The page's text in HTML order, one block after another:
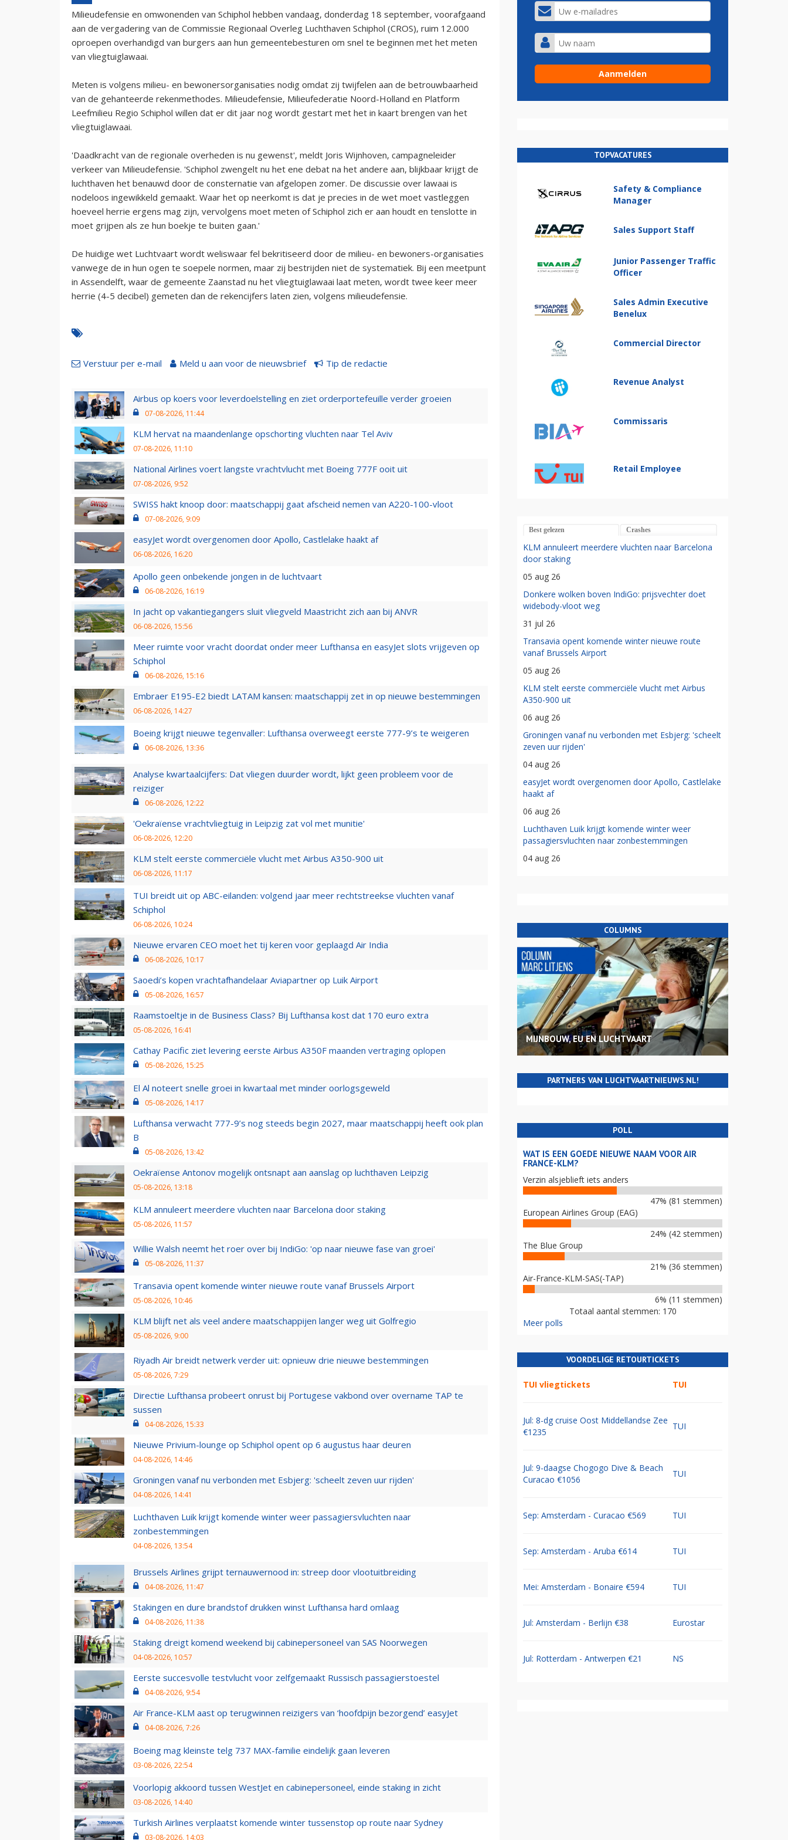
Milieudefensie en omwonenden van Schiphol hebben vandaag, donderdag 18 september, voorafgaand
aan de vergadering van de Commissie Regionaal Overleg Luchthaven Schiphol (CROS), ruim 12.000
oproepen overhandigd van burgers aan hun gemeentebesturen om snel te beginnen met het meten
van vliegtuiglawaai.
Meten is volgens milieu- en bewonersorganisaties nodig omdat zij twijfelen aan de betrouwbaarheid
van de gehanteerde rekenmethodes. Milieudefensie, Milieufederatie Noord-Holland en Platform
Leefmilieu Regio Schiphol willen dat er dit jaar nog wordt gestart met het in kaart brengen van het
vliegtuiglawaai.
'Daadkracht van de regionale overheden is nu gewenst', meldt Joris Wijnhoven, campagneleider
verkeer van Milieudefensie. 'Schiphol zwengelt nu het ene debat na het andere aan, blijkbaar krijgt de
luchthaven het benauwd door de consternatie van afgelopen zomer. De discussie over lawaai is
nodeloos ingewikkeld gemaakt. Waar het op neerkomt is dat je precies in de wet moet vastleggen
hoeveel herrie ergens mag zijn, vervolgens moet meten of Schiphol zich er aan houdt en tenslotte in
moet grijpen als ze hun boekje te buiten gaan.'
De huidige wet Luchtvaart wordt weliswaar fel bekritiseerd door de milieu- en bewoners-organisaties
vanwege de in hun ogen te soepele normen, maar zij bestrijden niet de systematiek. Bij een meetpunt
in Assendelft, waar de gemeente Zaanstad nu het vliegtuiglawaai laat meten, wordt twee keer meer
herrie (4-5 decibel) gemeten dan de rekencijfers laten zien, volgens milieudefensie.
Verstuur per e-mail Meld u aan voor de nieuwsbrief Tip de redactie
Airbus op koers voor leverdoelstelling en ziet orderportefeuille verder groeien
07-08-2026, 11:44
KLM hervat na maandenlange opschorting vluchten naar Tel Aviv
07-08-2026, 11:10
National Airlines voert langste vrachtvlucht met Boeing 777F ooit uit
07-08-2026, 9:52
SWISS hakt knoop door: maatschappij gaat afscheid nemen van A220-100-vloot
07-08-2026, 9:09
easyJet wordt overgenomen door Apollo, Castlelake haakt af
06-08-2026, 16:20
Apollo geen onbekende jongen in de luchtvaart
06-08-2026, 16:19
In jacht op vakantiegangers sluit vliegveld Maastricht zich aan bij ANVR
06-08-2026, 15:56
Meer ruimte voor vracht doordat onder meer Lufthansa en easyJet slots vrijgeven op
Schiphol
06-08-2026, 15:16
Embraer E195-E2 biedt LATAM kansen: maatschappij zet in op nieuwe bestemmingen
06-08-2026, 14:27
Boeing krijgt nieuwe tegenvaller: Lufthansa overweegt eerste 777-9’s te weigeren
06-08-2026, 13:36
Analyse kwartaalcijfers: Dat vliegen duurder wordt, lijkt geen probleem voor de
reiziger
06-08-2026, 12:22
'Oekraïense vrachtvliegtuig in Leipzig zat vol met munitie'
06-08-2026, 12:20
KLM stelt eerste commerciële vlucht met Airbus A350-900 uit
06-08-2026, 11:17
TUI breidt uit op ABC-eilanden: volgend jaar meer rechtstreekse vluchten vanaf
Schiphol
06-08-2026, 10:24
Nieuwe ervaren CEO moet het tij keren voor geplaagd Air India
06-08-2026, 10:17
Saoedi’s kopen vrachtafhandelaar Aviapartner op Luik Airport
05-08-2026, 16:57
Raamstoeltje in de Business Class? Bij Lufthansa kost dat 170 euro extra
05-08-2026, 16:41
Cathay Pacific ziet levering eerste Airbus A350F maanden vertraging oplopen
05-08-2026, 15:25
El Al noteert snelle groei in kwartaal met minder oorlogsgeweld
05-08-2026, 14:17
Lufthansa verwacht 777-9’s nog steeds begin 2027, maar maatschappij heeft ook plan
B
05-08-2026, 13:42
Oekraïense Antonov mogelijk ontsnapt aan aanslag op luchthaven Leipzig
05-08-2026, 13:18
KLM annuleert meerdere vluchten naar Barcelona door staking
05-08-2026, 11:57
Willie Walsh neemt het roer over bij IndiGo: 'op naar nieuwe fase van groei'
05-08-2026, 11:37
Transavia opent komende winter nieuwe route vanaf Brussels Airport
05-08-2026, 10:46
KLM blijft net als veel andere maatschappijen langer weg uit Golfregio
05-08-2026, 9:00
Riyadh Air breidt netwerk verder uit: opnieuw drie nieuwe bestemmingen
05-08-2026, 7:29
Directie Lufthansa probeert onrust bij Portugese vakbond over overname TAP te
sussen
04-08-2026, 15:33
Nieuwe Privium-lounge op Schiphol opent op 6 augustus haar deuren
04-08-2026, 14:46
Groningen vanaf nu verbonden met Esbjerg: 'scheelt zeven uur rijden'
04-08-2026, 14:41
Luchthaven Luik krijgt komende winter weer passagiersvluchten naar
zonbestemmingen
04-08-2026, 13:54
Brussels Airlines grijpt ternauwernood in: streep door vlootuitbreiding
04-08-2026, 11:47
Stakingen en dure brandstof drukken winst Lufthansa hard omlaag
04-08-2026, 11:38
Staking dreigt komend weekend bij cabinepersoneel van SAS Noorwegen
04-08-2026, 10:57
Eerste succesvolle testvlucht voor zelfgemaakt Russisch passagierstoestel
04-08-2026, 9:54
Air France-KLM aast op terugwinnen reizigers van ‘hoofdpijn bezorgend’ easyJet
04-08-2026, 7:26
Boeing mag kleinste telg 737 MAX-familie eindelijk gaan leveren
03-08-2026, 22:54
Voorlopig akkoord tussen WestJet en cabinepersoneel, einde staking in zicht
03-08-2026, 14:40
Turkish Airlines verplaatst komende winter tussenstop op route naar Sydney
03-08-2026, 14:03
TOPVACATURES
Safety & Compliance
Manager
Sales Support Staff
Junior Passenger Traffic
Officer
Sales Admin Executive
Benelux
Commercial Director
Revenue Analyst
Commissaris
Retail Employee
Best gelezen Crashes
KLM annuleert meerdere vluchten naar Barcelona
door staking
05 aug 26
Donkere wolken boven IndiGo: prijsvechter doet
widebody-vloot weg
31 jul 26
Transavia opent komende winter nieuwe route
vanaf Brussels Airport
05 aug 26
KLM stelt eerste commerciële vlucht met Airbus
A350-900 uit
06 aug 26
Groningen vanaf nu verbonden met Esbjerg: 'scheelt
zeven uur rijden'
04 aug 26
easyJet wordt overgenomen door Apollo, Castlelake
haakt af
06 aug 26
Luchthaven Luik krijgt komende winter weer
passagiersvluchten naar zonbestemmingen
04 aug 26
COLUMNS
MIJNBOUW, EU EN LUCHTVAART
PARTNERS VAN LUCHTVAARTNIEUWS.NL!
POLL
WAT IS EEN GOEDE NIEUWE NAAM VOOR AIR
FRANCE-KLM?
Verzin alsjeblieft iets anders
47% (81 stemmen)
European Airlines Group (EAG)
24% (42 stemmen)
The Blue Group
21% (36 stemmen)
Air-France-KLM-SAS(-TAP)
6% (11 stemmen)
Totaal aantal stemmen: 170
Meer polls
VOORDELIGE RETOURTICKETS
TUI vliegtickets TUI
Jul: 8-dg cruise Oost Middellandse Zee
€1235
TUI
Jul: 9-daagse Chogogo Dive & Beach
Curacao €1056
TUI
Sep: Amsterdam - Curacao €569 TUI
Sep: Amsterdam - Aruba €614 TUI
Mei: Amsterdam - Bonaire €594 TUI
Jul: Amsterdam - Berlijn €38 Eurostar
Jul: Rotterdam - Antwerpen €21 NS